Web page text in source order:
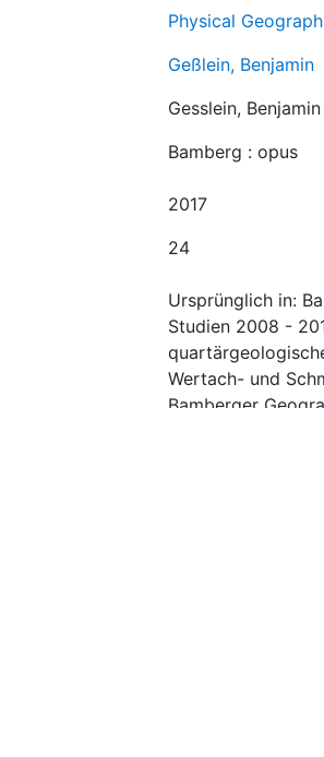
Physical
Geßlein, Benjamin
Gesslein, Benjamin
Bamberg : opus
2017
24
Ursprünglich in:
Studien 2008 -
Wertach- und
Bamberger